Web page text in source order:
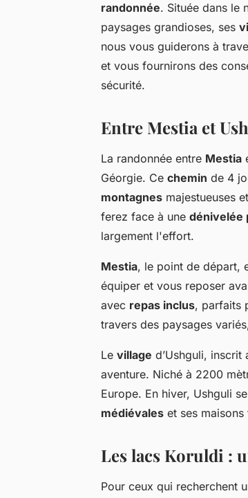
randonnée. Située dans le
paysages grandioses, ses
nous vous guiderons à
et vous fournirons des
sécurité.
Entre Mestia et
La randonnée entre Mestia
Géorgie. Ce chemin de 4
montagnes majestueuses
ferez face à une dénivelée
largement l'effort.
Mestia, le point de départ,
équiper et vous reposer
avec repas inclus, parfaits
travers des paysages
Le village d’Ushguli,
aventure. Niché à 2200
Europe. En hiver, Ushguli
médiévales et ses
Les lacs Koruldi :
Pour ceux qui recherchent